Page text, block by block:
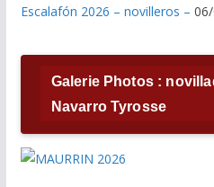
Escalafón 2026 – novilleros –
Galerie Photos :
Navarro Tyrosse